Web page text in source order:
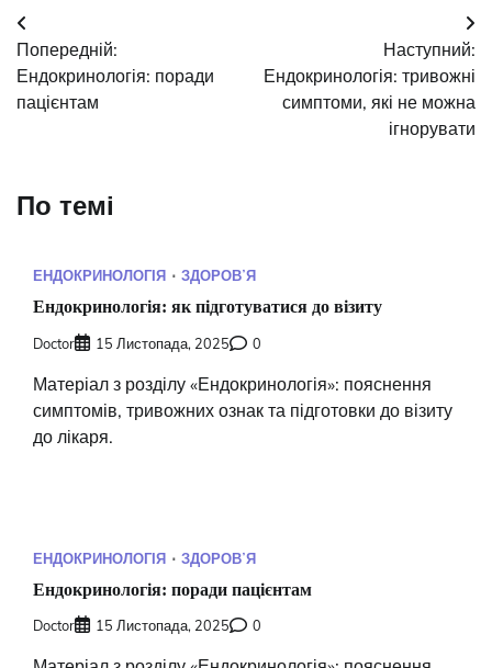
Навігація
записів
Попередній:
Ендокринологія: поради
пацієнтам
Наступний:
Ендокринологія: тривожні
симптоми, які не можна
ігнорувати
По темі
ЕНДОКРИНОЛОГІЯ ЗДОРОВʼЯ
Ендокринологія: як підготуватися до візиту
Doctor 15 Листопада, 2025 0
Матеріал з розділу «Ендокринологія»: пояснення
симптомів, тривожних ознак та підготовки до візиту
до лікаря.
ЕНДОКРИНОЛОГІЯ ЗДОРОВʼЯ
Ендокринологія: поради пацієнтам
Doctor 15 Листопада, 2025 0